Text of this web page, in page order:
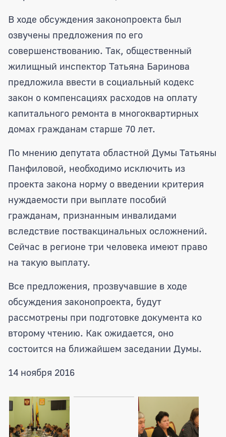
В ходе обсуждения законопроекта был
озвучены предложения по его
совершенствованию. Так, общественный
жилищный инспектор Татьяна Баринова
предложила ввести в социальный кодекс
закон о компенсациях расходов на оплату
капитального ремонта в многоквартирных
домах гражданам старше 70 лет.
По мнению депутата областной Думы Татьяны
Панфиловой, необходимо исключить из
проекта закона норму о введении критерия
нуждаемости при выплате пособий
гражданам, признанным инвалидами
вследствие поствакцинальных осложнений.
Сейчас в регионе три человека имеют право
на такую выплату.
Все предложения, прозвучавшие в ходе
обсуждения законопроекта, будут
рассмотрены при подготовке документа ко
второму чтению. Как ожидается, оно
состоится на ближайшем заседании Думы.
14 ноября 2016